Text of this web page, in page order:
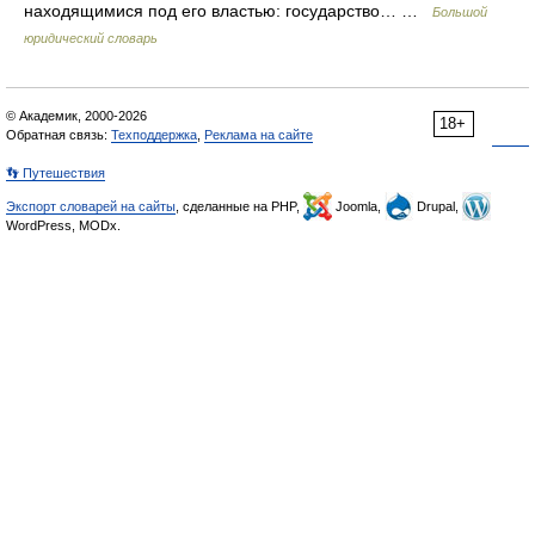
находящимися под его властью: государство… …
Большой
юридический словарь
18+
© Академик, 2000-2026
Обратная связь: Техподдержка Реклама на сайте
👣 Путешествия
Экспорт словарей на сайты , сделанные на PHP, Joomla,
Drupal,
WordPress, MODx.